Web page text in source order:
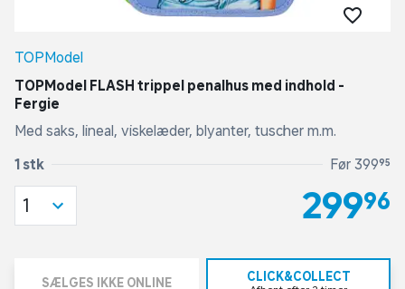
TOPModel
TOPModel FLASH trippel penalhus med indhold -
Fergie
Med saks, lineal, viskelæder, blyanter, tuscher m.m.
1 stk Før 399,95
299,96
1
SÆLGES IKKE ONLINE CLICK&COLLECT